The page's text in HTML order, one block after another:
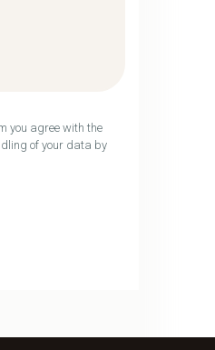
you agree with the
of your data by